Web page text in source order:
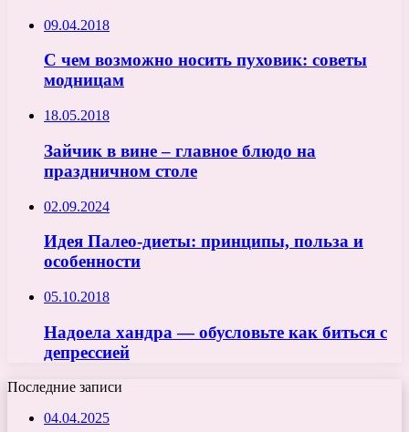
09.04.2018
С чем возможно носить пуховик: советы
модницам
18.05.2018
Зайчик в вине – главное блюдо на
праздничном столе
02.09.2024
Идея Палео-диеты: принципы, польза и
особенности
05.10.2018
Надоела хандра — обусловьте как биться с
депрессией
Последние записи
04.04.2025